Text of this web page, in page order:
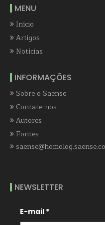
MENU
Início
Artigos
Notícias
INFORMAÇÕES
Sobre o Saense
Contate-nos
Autores
Fontes
NEWSLETTER
E-mail *